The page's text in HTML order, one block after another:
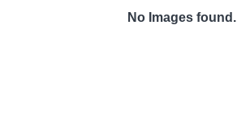
No Images found.